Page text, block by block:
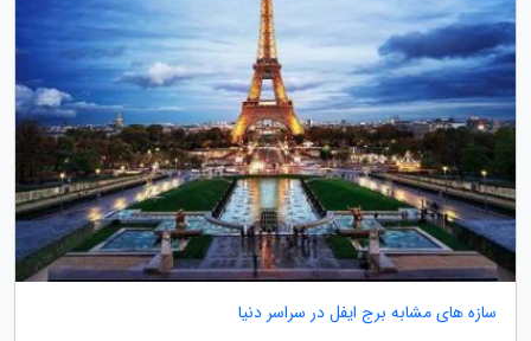
سازه های مشابه برج ایفل در سراسر دنیا